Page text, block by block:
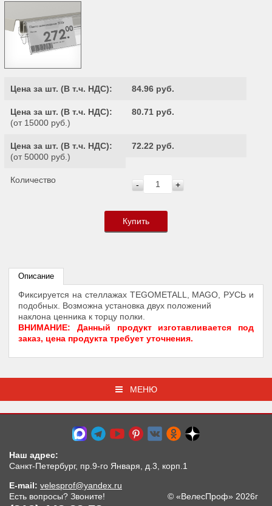
Цена за шт. (В т.ч. НДС): 84.96 руб.
Цена за шт. (В т.ч. НДС):
(от 15000 руб.)
80.71 руб.
Цена за шт. (В т.ч. НДС):
(от 50000 руб.)
72.22 руб.
Количество - +
Купить
Описание
Фиксируется на стеллажах TEGOMETALL, MAGO, РУСЬ и
подобных. Возможна установка двух положений
наклона ценника к торцу полки.
ВНИМАНИЕ: Данный продукт изготавливается под
заказ, цена продукта требует уточнения.
МЕНЮ
Наш адрес:
Санкт-Петербург, пр.9-го Января, д.3, корп.1
E-mail: velesprof@yandex.ru
Есть вопросы? Звоните!
© «ВелесПроф» 2026г